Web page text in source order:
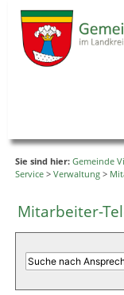
Sie sind hier: Gemeinde
Service > Verwaltung >
Mitarbeiter-